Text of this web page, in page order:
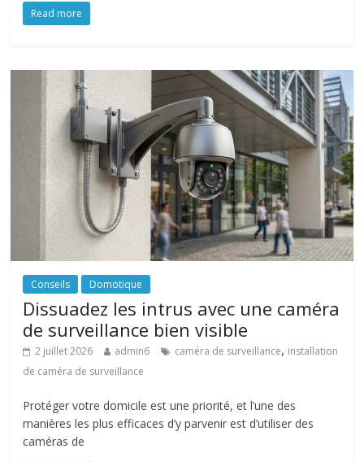
Read more
Conseils Domotique
Dissuadez les intrus avec une caméra
de surveillance bien visible
2 juillet 2026 admin6 caméra de surveillance, installation
de caméra de surveillance
Protéger votre domicile est une priorité, et l’une des
manières les plus efficaces d’y parvenir est d’utiliser des
caméras de